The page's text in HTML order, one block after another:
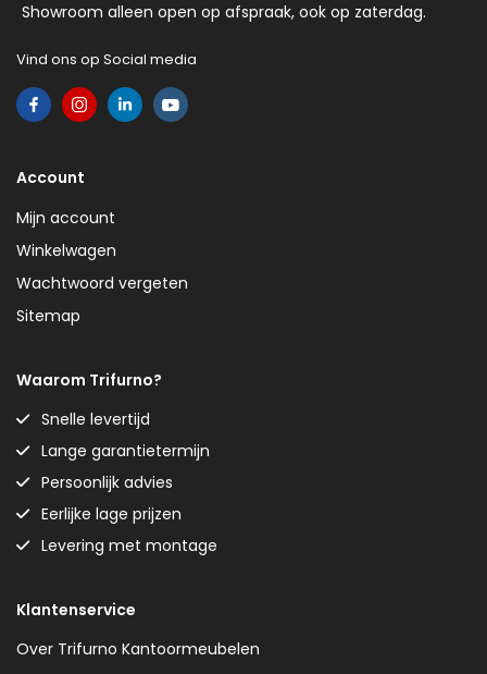
Showroom alleen open op afspraak, ook op zaterdag.
Vind ons op Social media
Account
Mijn account
Winkelwagen
Wachtwoord vergeten
Sitemap
Waarom Trifurno?
Snelle levertijd
Lange garantietermijn
Persoonlijk advies
Eerlijke lage prijzen
Levering met montage
Klantenservice
Over Trifurno Kantoormeubelen